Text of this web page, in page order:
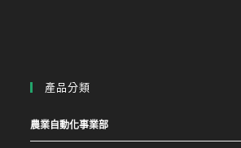
產品分類
農業自動化事業部